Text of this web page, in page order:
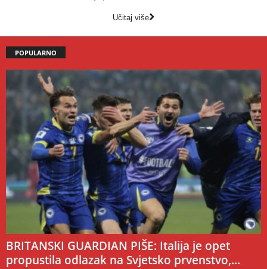
Učitaj više
POPULARNO
BRITANSKI GUARDIAN PIŠE: Italija je opet
propustila odlazak na Svjetsko prvenstvo,...